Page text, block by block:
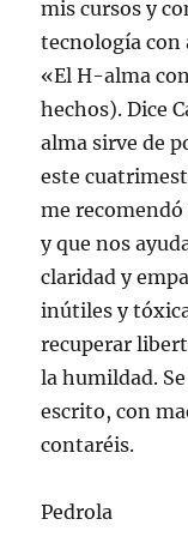
mis cursos y
tecnología con
«El H-alma
hechos). Dice
alma sirve de
este
me
y que nos
claridad y
inútiles y
recuperar
la humildad.
escrito, con
José
Pedrola